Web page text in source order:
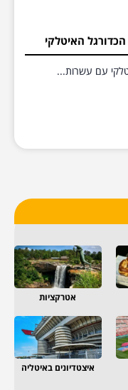
עם עשרות...
אטרקציות
איצטדיונים באיטליה